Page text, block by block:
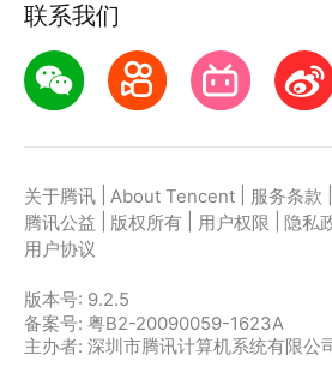
联系我们
关于腾讯 About Tencent 服务条款
腾讯公益
版权所有 用户权限 隐私
用户协议
版本号: 9.2.5
备案号: 粤B2-20090059-1623A
主办者: 深圳市腾讯计算机系统有限公